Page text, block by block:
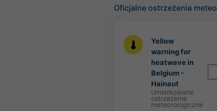
Oficjalne ostrzeżenia
Yellow
warning for
heatwave in
Belgium -
Hainaut
Umiarkowane
ostrzeżenie
meteorologiczne